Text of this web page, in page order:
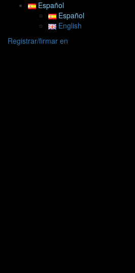
Español
Español
English
Registrar/firmar en